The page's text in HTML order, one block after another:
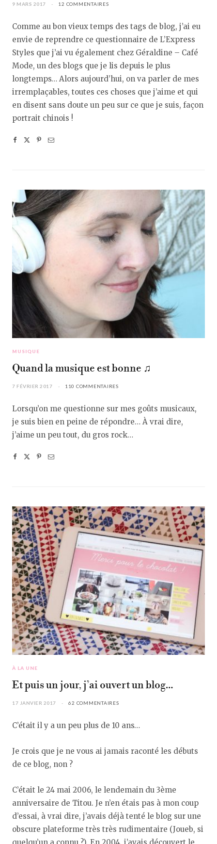
9 MARS 2017 12 COMMENTAIRES
Comme au bon vieux temps des tags de blog, j’ai eu
envie de reprendre ce questionnaire de L’Express
Styles que j’ai vu également chez Géraldine – Café
Mode, un des blogs que je lis depuis le plus
longtemps… Alors aujourd’hui, on va parler de mes
irremplaçables, toutes ces choses que j’aime et qui
en disent sans doute un peu sur ce que je suis, façon
portrait chinois !
MUSIQUE
Quand la musique est bonne ♫
7 FÉVRIER 2017 110 COMMENTAIRES
Lorsqu’on me questionne sur mes goûts musicaux,
je suis bien en peine de répondre… À vrai dire,
j’aime un peu tout, du gros rock…
À LA UNE
Et puis un jour, j’ai ouvert un blog…
17 JANVIER 2017 62 COMMENTAIRES
C’était il y a un peu plus de 10 ans…
Je crois que je ne vous ai jamais raconté les débuts
de ce blog, non ?
C’était le 24 mai 2006, le lendemain du 3ème
anniversaire de Titou. Je n’en étais pas à mon coup
d’essai, à vrai dire, j’avais déjà tenté le blog sur une
obscure plateforme très très rudimentaire (Joueb, si